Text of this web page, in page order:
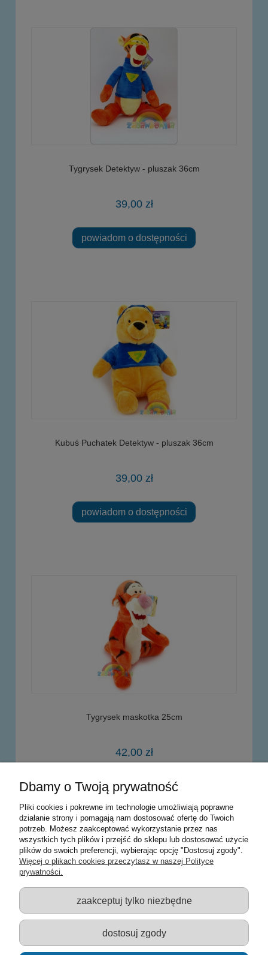
Tygrysek Detektyw - pluszak 36cm
39,00 zł
powiadom o dostępności
Kubuś Puchatek Detektyw - pluszak 36cm
39,00 zł
powiadom o dostępności
Tygrysek maskotka 25cm
42,00 zł
powiadom o dostępności
Warunki zakupów
Moje konto
Informacje o sklepie
Sklep z zabawkami Łódź :: Hurownia zabawek :: Zabawki
edukacyjne :: Zestawy artystyczne :: Zabawki :: samochody Welly
:: Zabawkownia :: zabawki dla dzieci :: Lalki :: Klocki :: Artykuły
szkolne ::
Dbamy o Twoją prywatność
Pliki cookies i pokrewne im technologie umożliwiają poprawne
działanie strony i pomagają nam dostosować ofertę do Twoich
potrzeb. Możesz zaakceptować wykorzystanie przez nas
wszystkich tych plików i przejść do sklepu lub dostosować użycie
plików do swoich preferencji, wybierając opcję "Dostosuj zgody".
Więcej o plikach cookies przeczytasz w naszej Polityce
prywatności.
zaakceptuj tylko niezbędne
dostosuj zgody